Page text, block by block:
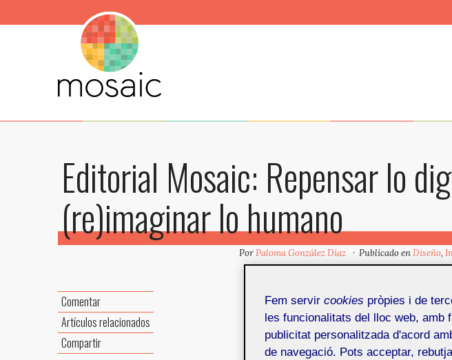
Editorial Mosaic: Repensar lo
(re)imaginar lo humano
PorPaloma González Díaz Publicado enDiseño,
Comentar
Artículos relacionados
Compartir
El número 203 de MOSAIC se
sobre cómo lo digital no puede
como un mecanismo de
En este contexto de tránsito
Fem servir cookies pròpies i de
les funcionalitats del lloc web,
publicitat personalitzada d'acord
de navegació. Pots acceptar,